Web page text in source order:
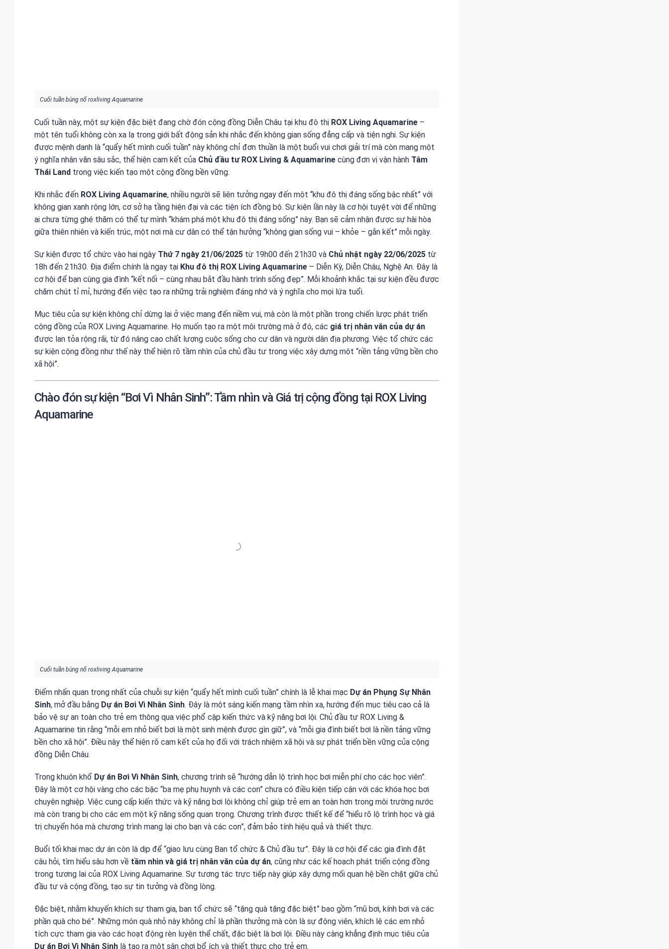
Cuối tuần bùng nổ roxliving Aquamarine
Cuối tuần này, một sự kiện đặc biệt đang chờ đón cộng đồng Diễn Châu tại khu đô thị ROX Living Aquamarine –
một tên tuổi không còn xa lạ trong giới bất động sản khi nhắc đến không gian sống đẳng cấp và tiện nghi. Sự kiện
được mệnh danh là “quẩy hết mình cuối tuần” này không chỉ đơn thuần là một buổi vui chơi giải trí mà còn mang một
ý nghĩa nhân văn sâu sắc, thể hiện cam kết của Chủ đầu tư ROX Living & Aquamarine cùng đơn vị vận hành Tâm
Thái Land trong việc kiến tạo một cộng đồng bền vững.
Khi nhắc đến ROX Living Aquamarine, nhiều người sẽ liên tưởng ngay đến một “khu đô thị đáng sống bậc nhất” với
không gian xanh rộng lớn, cơ sở hạ tầng hiện đại và các tiện ích đồng bộ. Sự kiện lần này là cơ hội tuyệt vời để những
ai chưa từng ghé thăm có thể tự mình “khám phá một khu đô thị đáng sống” này. Bạn sẽ cảm nhận được sự hài hòa
giữa thiên nhiên và kiến trúc, một nơi mà cư dân có thể tận hưởng “không gian sống vui – khỏe – gắn kết” mỗi ngày.
Sự kiện được tổ chức vào hai ngày Thứ 7 ngày 21/06/2025 từ 19h00 đến 21h30 và Chủ nhật ngày 22/06/2025 từ
18h đến 21h30. Địa điểm chính là ngay tại Khu đô thị ROX Living Aquamarine – Diễn Kỳ, Diễn Châu, Nghệ An. Đây là
cơ hội để bạn cùng gia đình “kết nối – cùng nhau bắt đầu hành trình sống đẹp”. Mỗi khoảnh khắc tại sự kiện đều được
chăm chút tỉ mỉ, hướng đến việc tạo ra những trải nghiệm đáng nhớ và ý nghĩa cho mọi lứa tuổi.
Mục tiêu của sự kiện không chỉ dừng lại ở việc mang đến niềm vui, mà còn là một phần trong chiến lược phát triển
cộng đồng của ROX Living Aquamarine. Họ muốn tạo ra một môi trường mà ở đó, các giá trị nhân văn của dự án
được lan tỏa rộng rãi, từ đó nâng cao chất lượng cuộc sống cho cư dân và người dân địa phương. Việc tổ chức các
sự kiện cộng đồng như thế này thể hiện rõ tầm nhìn của chủ đầu tư trong việc xây dựng một “nền tảng vững bền cho
xã hội”.
Chào đón sự kiện “Bơi Vì Nhân Sinh”: Tầm nhìn và Giá trị cộng đồng tại ROX Living
Aquamarine
Cuối tuần bùng nổ roxliving Aquamarine
Điểm nhấn quan trọng nhất của chuỗi sự kiện “quẩy hết mình cuối tuần” chính là lễ khai mạc Dự án Phụng Sự Nhân
Sinh, mở đầu bằng Dự án Bơi Vì Nhân Sinh. Đây là một sáng kiến mang tầm nhìn xa, hướng đến mục tiêu cao cả là
bảo vệ sự an toàn cho trẻ em thông qua việc phổ cập kiến thức và kỹ năng bơi lội. Chủ đầu tư ROX Living &
Aquamarine tin rằng “mỗi em nhỏ biết bơi là một sinh mệnh được gìn giữ”, và “mỗi gia đình biết bơi là nền tảng vững
bền cho xã hội”. Điều này thể hiện rõ cam kết của họ đối với trách nhiệm xã hội và sự phát triển bền vững của cộng
đồng Diễn Châu.
Trong khuôn khổ Dự án Bơi Vì Nhân Sinh, chương trình sẽ “hướng dẫn lộ trình học bơi miễn phí cho các học viên”.
Đây là một cơ hội vàng cho các bậc “ba mẹ phụ huynh và các con” chưa có điều kiện tiếp cận với các khóa học bơi
chuyên nghiệp. Việc cung cấp kiến thức và kỹ năng bơi lội không chỉ giúp trẻ em an toàn hơn trong môi trường nước
mà còn trang bị cho các em một kỹ năng sống quan trọng. Chương trình được thiết kế để “hiểu rõ lộ trình học và giá
trị chuyển hóa mà chương trình mang lại cho bạn và các con”, đảm bảo tính hiệu quả và thiết thực.
Buổi tối khai mạc dự án còn là dịp để “giao lưu cùng Ban tổ chức & Chủ đầu tư”. Đây là cơ hội để các gia đình đặt
câu hỏi, tìm hiểu sâu hơn về tầm nhìn và giá trị nhân văn của dự án, cũng như các kế hoạch phát triển cộng đồng
trong tương lai của ROX Living Aquamarine. Sự tương tác trực tiếp này giúp xây dựng mối quan hệ bền chặt giữa chủ
đầu tư và cộng đồng, tạo sự tin tưởng và đồng lòng.
Đặc biệt, nhằm khuyến khích sự tham gia, ban tổ chức sẽ “tặng quà tặng đặc biệt” bao gồm “mũ bơi, kính bơi và các
phần quà cho bé”. Những món quà nhỏ này không chỉ là phần thưởng mà còn là sự động viên, khích lệ các em nhỏ
tích cực tham gia vào các hoạt động rèn luyện thể chất, đặc biệt là bơi lội. Điều này càng khẳng định mục tiêu của
Dự án Bơi Vì Nhân Sinh là tạo ra một sân chơi bổ ích và thiết thực cho trẻ em.